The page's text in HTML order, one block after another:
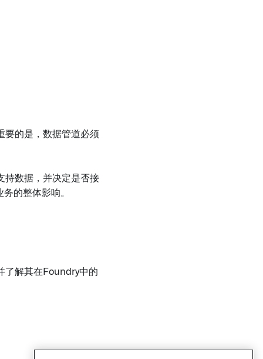
要的是，数据管道必须
持数据，并决定是否接
的整体影响。
了解其在Foundry中的